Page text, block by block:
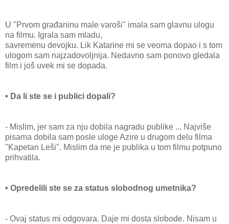
U "Prvom građaninu male varoši" imala sam glavnu ulogu
na filmu. Igrala sam mladu,
savremenu devojku. Lik Katarine mi se veoma dopao i s tom
ulogom sam najzadovoljnija. Nedavno sam ponovo gledala
film i još uvek mi se dopada.
• Da li ste se i publici dopali?
- Mislim, jer sam za nju dobila nagradu publike ... Najviše
pisama dobila sam posle uloge Azire u drugom delu filma
"Kapetan Leši". Mislim da me je publika u tom filmu potpuno
prihvatila.
• Opredelili ste se za status slobodnog umetnika?
- Ovaj status mi odgovara. Daje mi dosta slobode. Nisam u